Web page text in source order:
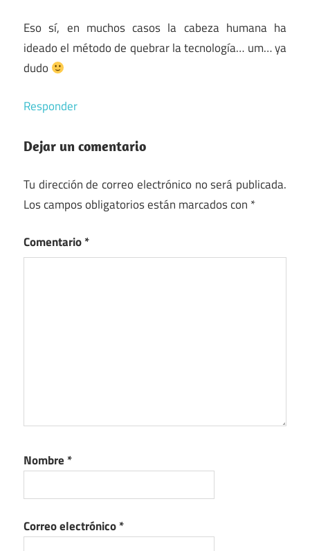
Eso sí, en muchos casos la cabeza humana ha
ideado el método de quebrar la tecnología… um… ya
dudo
Responder
Dejar un comentario
Tu dirección de correo electrónico no será publicada.
Los campos obligatorios están marcados con *
Comentario*
Nombre *
Correo electrónico*